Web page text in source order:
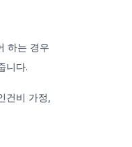
하는 경우
니다.
비 가정,